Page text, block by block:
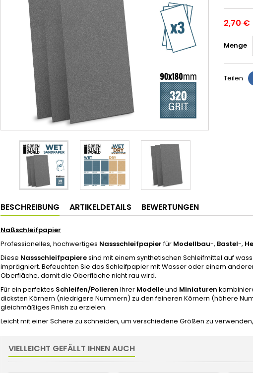
2,70 €
Menge
Teilen
BESCHREIBUNG ARTIKELDETAILS BEWERTUNGEN
Naßschleifpapier
Professionelles, hochwertiges Nassschleifpapierfür Modellbau-, Bastel-,
Diese Nassschleifpapieresind mit einem synthetischen Schleifmittel auf
imprägniert. Befeuchten Sie das Schleifpapier mit Wasser oder einem
Oberfläche, damit die Oberfläche nicht rau wird.
Für ein perfektes Schleifen/Polieren Ihrer Modelleund Miniaturen
dicksten Körnern (niedrigere Nummern) zu den feineren Körnern (höhere
gleichmäßiges Finish zu erzielen.
Leicht mit einer Schere zu schneiden, um verschiedene Größen zu
VIELLEICHT GEFÄLLT IHNEN AUCH